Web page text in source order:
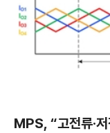
MPS, “고전류·